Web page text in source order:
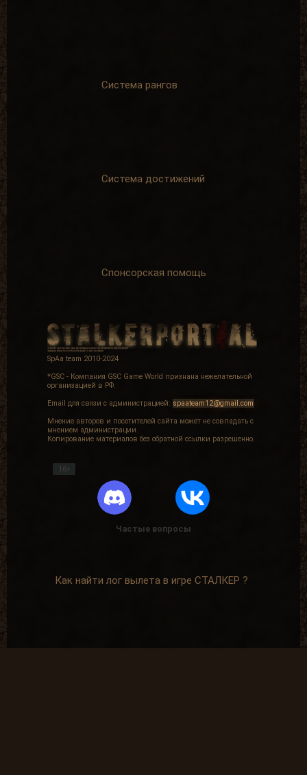
Система рангов
Система достижений
Спонсорская помощь
SpAa team 2010-2024
*GSC - Компания GSC Game World признана нежелательной
организацией в РФ.
Email для связи с администрацией: spaateam12@gmail.com
Мнение авторов и посетителей сайта может не совпадать с
мнением администрации.
Копирование материалов без обратной ссылки разрешенно.
16+
Частые вопросы
Как найти лог вылета в игре СТАЛКЕР ?